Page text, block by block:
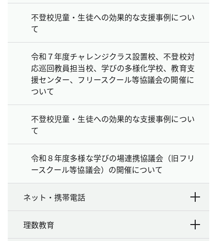
不登校児童・生徒への効果的な支援事例につい
て
令和７年度チャレンジクラス設置校、不登校対
応巡回教員担当校、学びの多様化学校、教育支
援センター、フリースクール等協議会の開催に
ついて
不登校児童・生徒への効果的な支援事例につい
て
令和８年度多様な学びの場連携協議会（旧フリ
ースクール等協議会）の開催について
ネット・携帯電話
理数教育